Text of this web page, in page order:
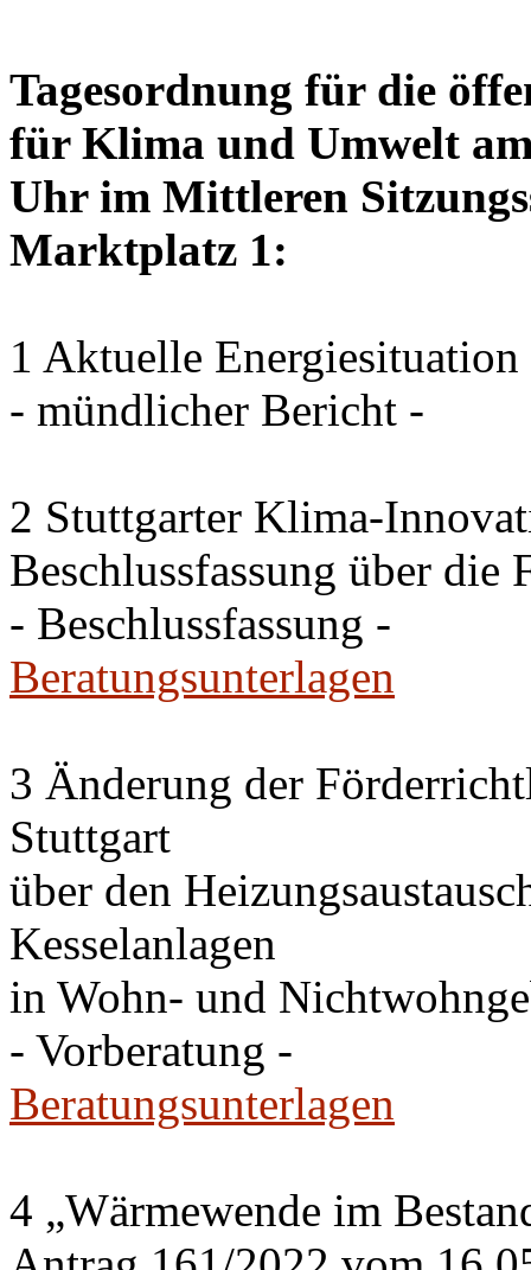
Tagesordnung für die
für Klima und Umwelt
Uhr im Mittleren
Marktplatz 1:
1 Aktuelle Energiesituation
- mündlicher Bericht -
2 Stuttgarter Klima-
Beschlussfassung über die
- Beschlussfassung -
Beratungsunterlagen
3 Änderung der
Stuttgart
über den
Kesselanlagen
in Wohn- und
- Vorberatung -
Beratungsunterlagen
4 „Wärmewende im